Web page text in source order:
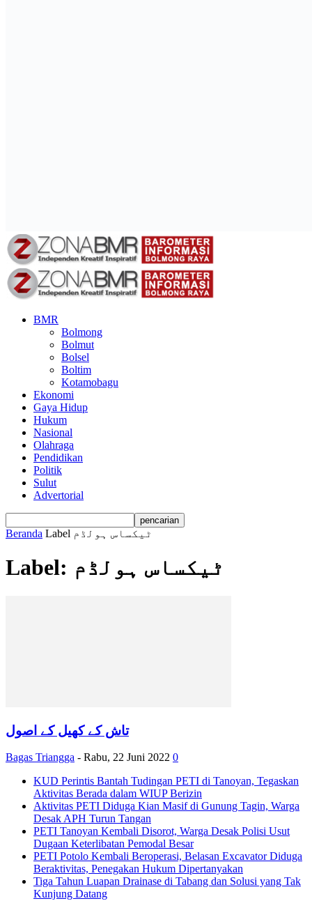
BMR
Bolmong
Bolmut
Bolsel
Boltim
Kotamobagu
Ekonomi
Gaya Hidup
Hukum
Nasional
Olahraga
Pendidikan
Politik
Sulut
Advertorial
Beranda Label ٹیکساس ہولڈم
Label: ٹیکساس ہولڈم
تاش کے کھیل کے اصول
Bagas Triangga - Rabu, 22 Juni 2022 0
KUD Perintis Bantah Tudingan PETI di Tanoyan, Tegaskan
Aktivitas Berada dalam WIUP Berizin
Aktivitas PETI Diduga Kian Masif di Gunung Tagin, Warga
Desak APH Turun Tangan
PETI Tanoyan Kembali Disorot, Warga Desak Polisi Usut
Dugaan Keterlibatan Pemodal Besar
PETI Potolo Kembali Beroperasi, Belasan Excavator Diduga
Beraktivitas, Penegakan Hukum Dipertanyakan
Tiga Tahun Luapan Drainase di Tabang dan Solusi yang Tak
Kunjung Datang